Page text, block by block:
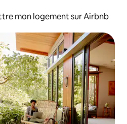
mon logement sur Airbnb